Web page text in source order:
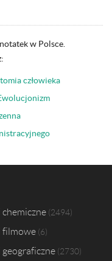
w Polsce.
człowieka
chemiczne 2494
filmowe 6
geograficzne 2730